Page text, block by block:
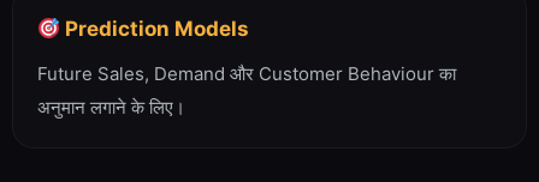
Prediction Models
Future Sales, Demand और Customer Behaviour का
अनुमान लगाने के लिए।